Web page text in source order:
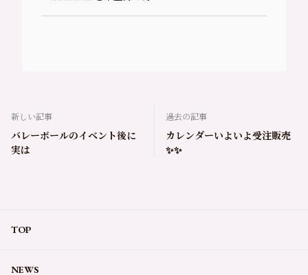
新しい記事
バレーボールのイベント後に
実は
過去の記事
カレンダーいよいよ受注販売
✨✨
TOP
NEWS